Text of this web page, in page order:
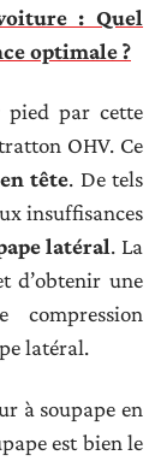
: Quel
optimale ?
pied par cette
OHV. Ce
tête. De tels
insuffisances
latéral. La
d’obtenir une
latéral.
à soupape en
est bien le